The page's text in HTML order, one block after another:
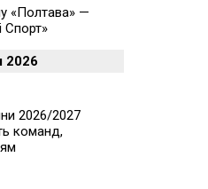
«Полтава» —
Спорт»
2026
2026/2027
команд,